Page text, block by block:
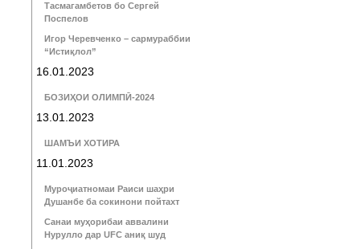
Тасмагамбетов бо Сергей
Поспелов
Игор Черевченко – сармураббии
“Истиқлол”
16.01.2023
БОЗИҲОИ ОЛИМПӢ-2024
13.01.2023
ШАМЪИ ХОТИРА
11.01.2023
Муроҷиатномаи Раиси шаҳри
Душанбе ба сокинони пойтахт
Санаи муҳорибаи аввалини
Нурулло дар UFC аниқ шуд